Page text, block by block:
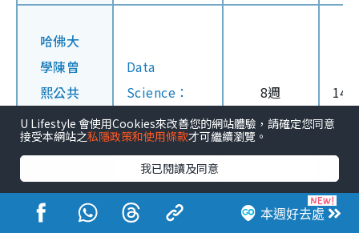
哈佛大
學陳曾
熙公共
衛生學
院
Data
Science：
Wrangling
8週 149
哈佛大
本週好去處
U Lifestyle 會使用Cookies來改善您的網站體驗，請確定您同意
接受本網站之私隱政策和使用條款才可繼續瀏覽。
我已閱讀及同意